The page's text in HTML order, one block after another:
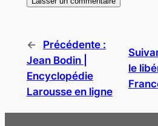
←
Précédente :
Jean Bodin |
Encyclopédie
Larousse en ligne
le